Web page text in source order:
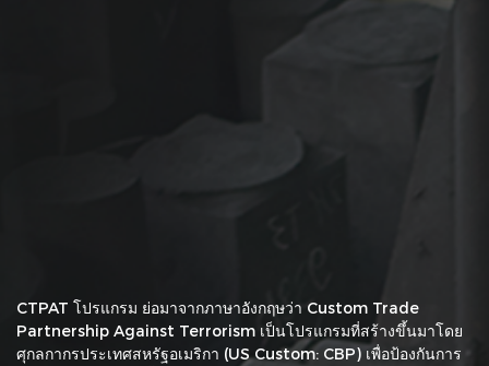
CTPAT โปรแกรม ย่อมาจากภาษาอังกฤษว่า Custom Trade
Partnership Against Terrorism เป็นโปรแกรมที่สร้างขึ้นมาโดย
ศุกลกากรประเทศสหรัฐอเมริกา (US Custom: CBP) เพื่อป้องกันการ